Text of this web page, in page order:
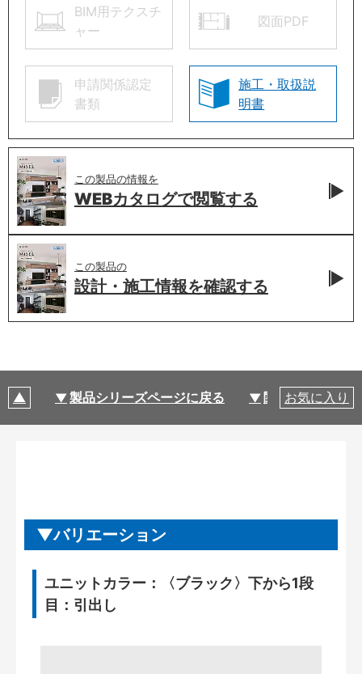
BIM用テクスチ
ャー
図面PDF
申請関係認定
書類
施工・取扱説
明書
この製品の情報を
WEBカタログで閲覧する
この製品の
設計・施工情報を確認する
製品シリーズページに戻る 関連部材・関連
お気に入り
バリエーション
ユニットカラー：〈ブラック〉下から1段
目：引出し